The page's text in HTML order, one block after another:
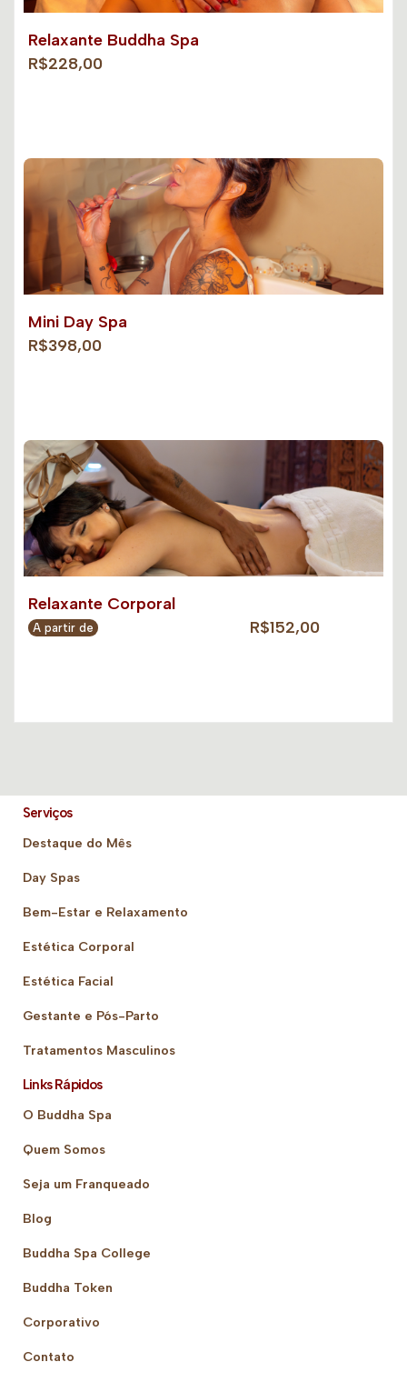
Relaxante Buddha Spa
R$228,00
Mini Day Spa
R$398,00
Relaxante Corporal
A partir de R$152,00
Serviços
Destaque do Mês
Day Spas
Bem-Estar e Relaxamento
Estética Corporal
Estética Facial
Gestante e Pós-Parto
Tratamentos Masculinos
Links Rápidos
O Buddha Spa
Quem Somos
Seja um Franqueado
Blog
Buddha Spa College
Buddha Token
Corporativo
Contato